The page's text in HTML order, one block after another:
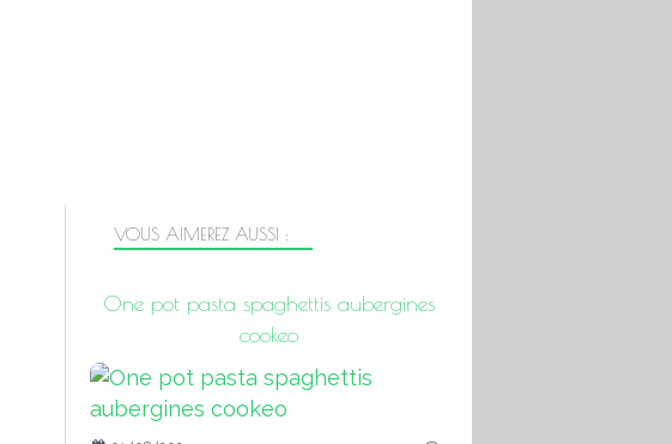
VOUS AIMEREZ AUSSI :
One pot pasta spaghettis aubergines
cookeo